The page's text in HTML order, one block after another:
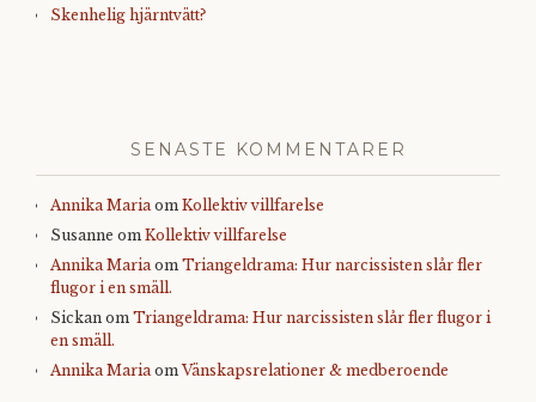
Skenhelig hjärntvätt?
SENASTE KOMMENTARER
Annika Maria om Kollektiv villfarelse
Susanne om Kollektiv villfarelse
Annika Maria om Triangeldrama: Hur narcissisten slår fler
flugor i en smäll.
Sickan om Triangeldrama: Hur narcissisten slår fler flugor i
en smäll.
Annika Maria omVänskapsrelationer & medberoende